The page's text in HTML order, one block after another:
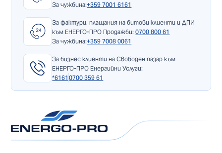
За чужбина:+359 7001 6161
За фактури, плащания на битови клиенти и ДПИ
към ЕНЕРГО-ПРО Продажби:0700 800 61
За чужбина:+359 7008 0061
За бизнес клиенти на Свободен пазар към
ЕНЕРГО-ПРО Енергийни Услуги:
*6161 0700 359 61